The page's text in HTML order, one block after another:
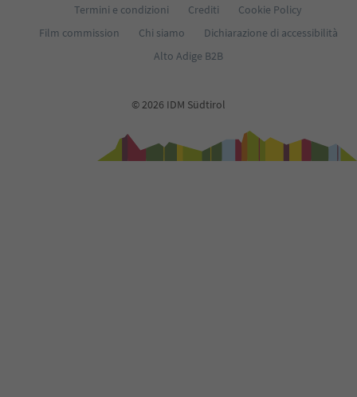
Termini e condizioni
Crediti
Cookie Policy
Film commission
Chi siamo
Dichiarazione di accessibilità
Alto Adige B2B
© 2026 IDM Südtirol